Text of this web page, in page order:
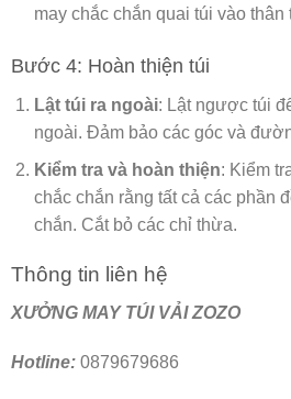
may chắc chắn quai túi vào thân
Bước 4: Hoàn thiện túi
Lật túi ra ngoài: Lật ngược túi
ngoài. Đảm bảo các góc và
Kiểm tra và hoàn thiện: Kiểm
chắc chắn rằng tất cả các phần
chắn. Cắt bỏ các chỉ thừa.
Thông tin liên hệ
XƯỞNG MAY TÚI VẢI ZOZO
Hotline: 0879679686